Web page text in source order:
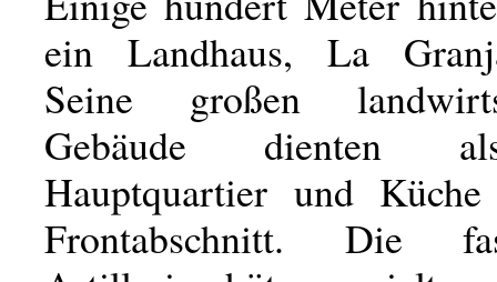
ein Landhaus, La
Seine großen
Gebäude dienten
Hauptquartier und
Frontabschnitt. Die